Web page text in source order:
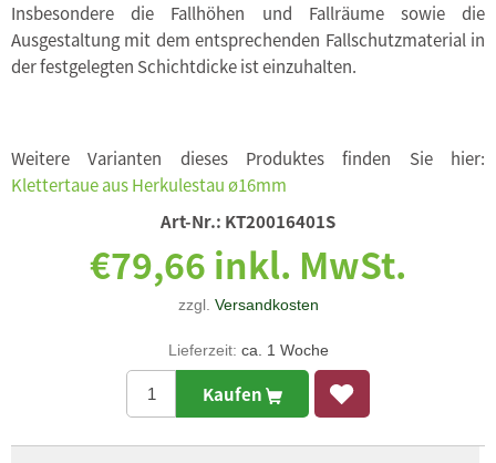
Insbesondere die Fallhöhen und Fallräume sowie die
Ausgestaltung mit dem entsprechenden Fallschutzmaterial in
der festgelegten Schichtdicke ist einzuhalten.
Weitere Varianten dieses Produktes finden Sie hier:
Klettertaue aus Herkulestau ø16mm
Art-Nr.: KT20016401S
€79,66 inkl. MwSt.
zzgl. Versandkosten
Lieferzeit: ca. 1 Woche
Kaufen